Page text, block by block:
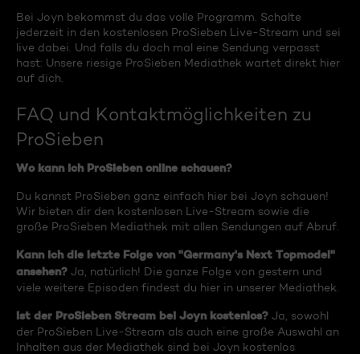
Bei Joyn bekommst du das volle Programm. Schalte
jederzeit in den kostenlosen ProSieben Live-Stream und sei
live dabei. Und falls du doch mal eine Sendung verpasst
hast: Unsere riesige ProSieben Mediathek wartet direkt hier
auf dich.
FAQ und Kontaktmöglichkeiten zu
ProSieben
Wo kann ich ProSieben online schauen?
Du kannst ProSieben ganz einfach hier bei Joyn schauen!
Wir bieten dir den kostenlosen Live-Stream sowie die
große ProSieben Mediathek mit allen Sendungen auf Abruf.
Kann ich die letzte Folge von "Germany's Next Topmodel"
ansehen? Ja, natürlich! Die ganze Folge von gestern und
viele weitere Episoden findest du hier in unserer Mediathek.
Ist der ProSieben Stream bei Joyn kostenlos? Ja, sowohl
der ProSieben Live-Stream als auch eine große Auswahl an
Inhalten aus der Mediathek sind bei Joyn kostenlos